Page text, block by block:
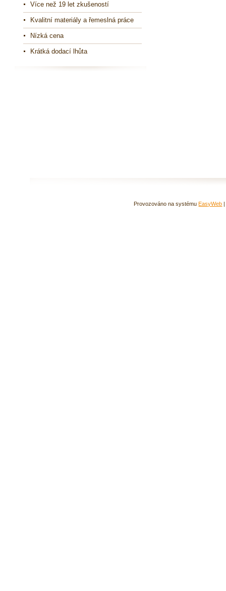
Více než 19 let zkušeností
Kvalitní materiály a řemeslná práce
Nízká cena
Krátká dodací lhůta
Provozováno na systémuEasyWeb